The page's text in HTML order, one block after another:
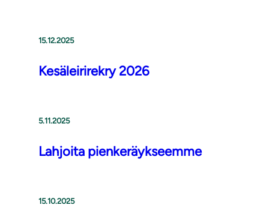
15.12.2025
Kesäleirirekry 2026
5.11.2025
Lahjoita pienkeräykseemme
15.10.2025